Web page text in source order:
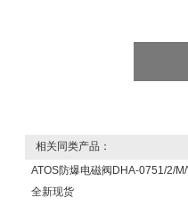
相关同类产品：
ATOS防爆电磁阀DHA-0751/2/
全新现货